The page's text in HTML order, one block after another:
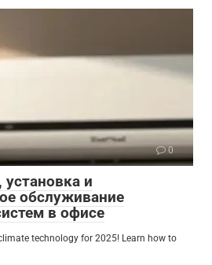
0
и
обслуживание
в офисе
technology for 2025! Learn how to